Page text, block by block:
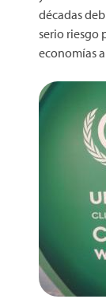
décadas
serio riesgo
economías